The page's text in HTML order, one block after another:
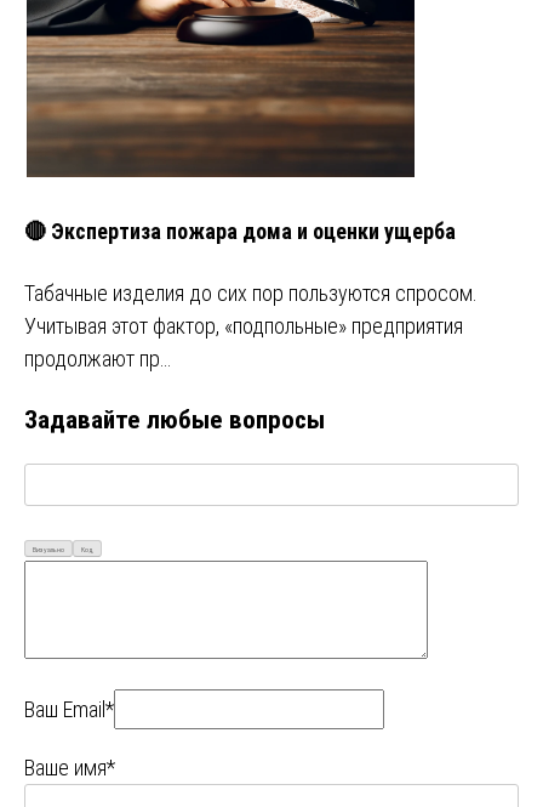
🔴 Экспертиза пожара дома и оценки ущерба
Табачные изделия до сих пор пользуются спросом.
Учитывая этот фактор, «подпольные» предприятия
продолжают пр…
Задавайте любые вопросы
Визуально Код
Ваш Email*
Ваше имя*